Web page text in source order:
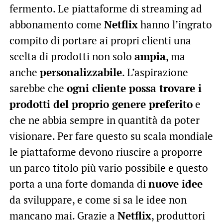
fermento. Le piattaforme di streaming ad
abbonamento come Netflixhanno l’ingrato
compito di portare ai propri clienti una
scelta di prodotti non solo ampia, ma
anche personalizzabile. L’aspirazione
sarebbe che ogni cliente possa trovare i
prodotti del proprio genere preferitoe
che ne abbia sempre in quantità da poter
visionare. Per fare questo su scala mondiale
le piattaforme devono riuscire a proporre
un parco titolo più vario possibile e questo
porta a una forte domanda dinuove idee
da sviluppare, e come si sa le idee non
mancano mai. Grazie a Netflix, produttori